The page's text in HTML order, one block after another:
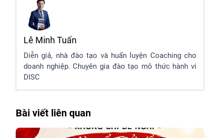
Lê Minh Tuấn
Diễn giả, nhà đào tạo và huấn luyện Coaching cho
doanh nghiệp. Chuyên gia đào tạo mô thức hành vi
DISC
Bài viết liên quan